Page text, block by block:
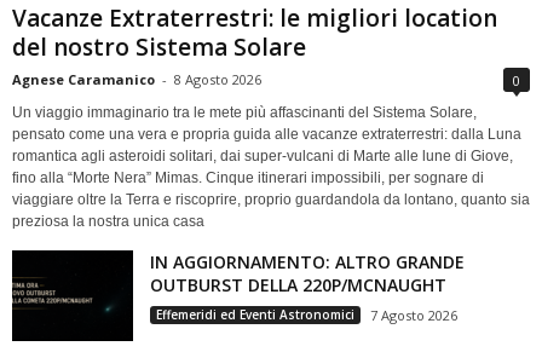
Vacanze Extraterrestri: le migliori location
del nostro Sistema Solare
Agnese Caramanico - 8 Agosto 2026 0
Un viaggio immaginario tra le mete più affascinanti del Sistema Solare,
pensato come una vera e propria guida alle vacanze extraterrestri: dalla Luna
romantica agli asteroidi solitari, dai super-vulcani di Marte alle lune di Giove,
fino alla “Morte Nera” Mimas. Cinque itinerari impossibili, per sognare di
viaggiare oltre la Terra e riscoprire, proprio guardandola da lontano, quanto sia
preziosa la nostra unica casa
IN AGGIORNAMENTO: ALTRO GRANDE
OUTBURST DELLA 220P/MCNAUGHT
Effemeridi ed Eventi Astronomici 7 Agosto 2026